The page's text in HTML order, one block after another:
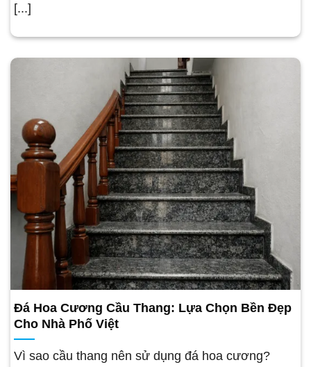
[...]
Đá Hoa Cương Cầu Thang: Lựa Chọn Bền Đẹp
Cho Nhà Phố Việt
Vì sao cầu thang nên sử dụng đá hoa cương?